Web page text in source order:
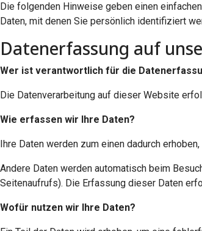
Die folgenden Hinweise geben einen
Daten, mit denen Sie persönlich identifiziert
Datenerfassung auf
Wer ist verantwortlich für die
Die Datenverarbeitung auf dieser Website
Wie erfassen wir Ihre Daten?
Ihre Daten werden zum einen dadurch
Andere Daten werden automatisch beim
Seitenaufrufs). Die Erfassung dieser Daten
Wofür nutzen wir Ihre Daten?